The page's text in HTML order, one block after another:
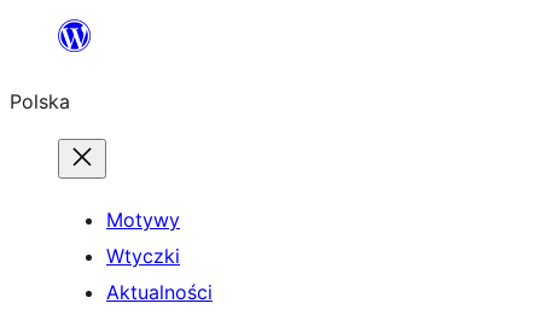
Przejdź
treści
Polska
Motywy
Wtyczki
Aktualności